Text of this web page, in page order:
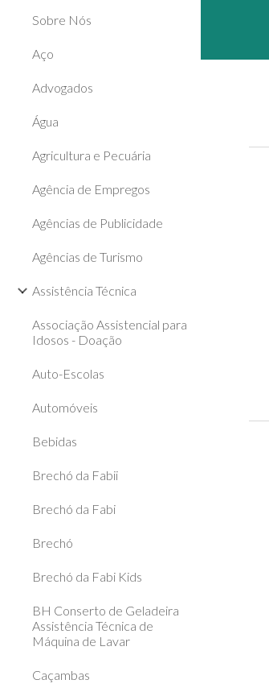
Sobre Nós
Aço
Advogados
Água
Agricultura e Pecuária
Agência de Empregos
Agências de Publicidade
Agências de Turismo
Assistência Técnica
Associação Assistencial para
Idosos - Doação
Auto-Escolas
Automóveis
Bebidas
Brechó da Fabii
Brechó da Fabi
Brechó
Brechó da Fabi Kids
BH Conserto de Geladeira
Assistência Técnica de
Máquina de Lavar
Caçambas